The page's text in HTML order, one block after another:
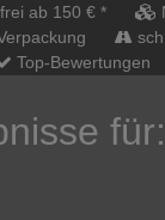
ab 150 € *
Top-Bewertungen